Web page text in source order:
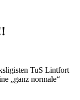
TuS Lintfort
„ganz normale“